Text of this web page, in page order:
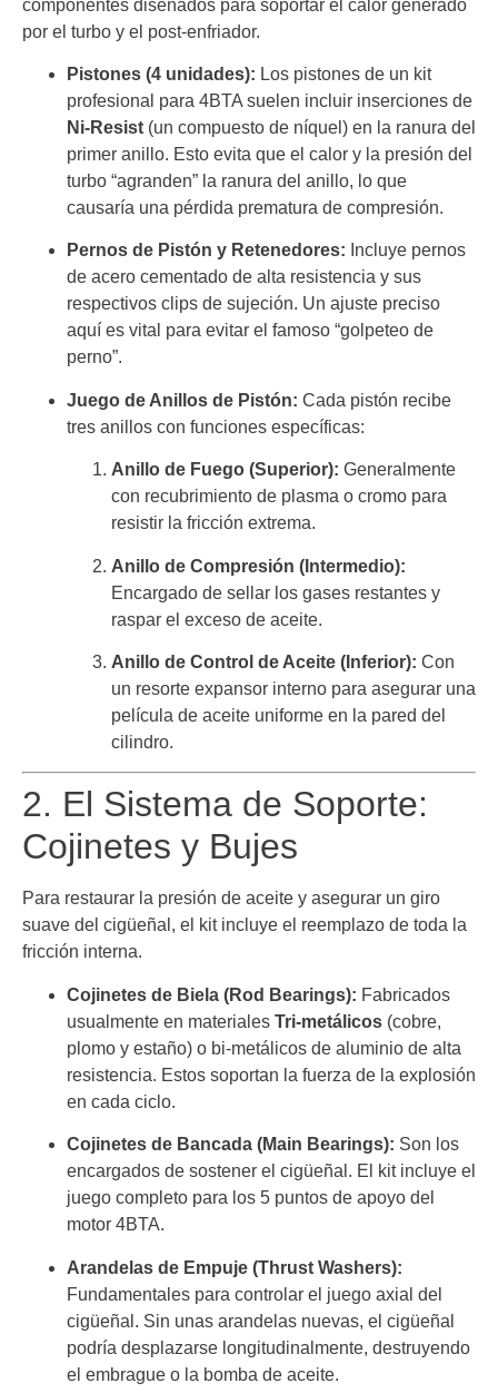
componentes diseñados para soportar el calor generado
por el turbo y el post-enfriador.
Pistones (4 unidades): Los pistones de un kit
profesional para 4BTA suelen incluir inserciones de
Ni-Resist (un compuesto de níquel) en la ranura del
primer anillo. Esto evita que el calor y la presión del
turbo “agranden” la ranura del anillo, lo que
causaría una pérdida prematura de compresión.
Pernos de Pistón y Retenedores: Incluye pernos
de acero cementado de alta resistencia y sus
respectivos clips de sujeción. Un ajuste preciso
aquí es vital para evitar el famoso “golpeteo de
perno”.
Juego de Anillos de Pistón: Cada pistón recibe
tres anillos con funciones específicas:
Anillo de Fuego (Superior): Generalmente
con recubrimiento de plasma o cromo para
resistir la fricción extrema.
Anillo de Compresión (Intermedio):
Encargado de sellar los gases restantes y
raspar el exceso de aceite.
Anillo de Control de Aceite (Inferior): Con
un resorte expansor interno para asegurar una
película de aceite uniforme en la pared del
cilindro.
2. El Sistema de Soporte:
Cojinetes y Bujes
Para restaurar la presión de aceite y asegurar un giro
suave del cigüeñal, el kit incluye el reemplazo de toda la
fricción interna.
Cojinetes de Biela (Rod Bearings): Fabricados
usualmente en materiales Tri-metálicos (cobre,
plomo y estaño) o bi-metálicos de aluminio de alta
resistencia. Estos soportan la fuerza de la explosión
en cada ciclo.
Cojinetes de Bancada (Main Bearings): Son los
encargados de sostener el cigüeñal. El kit incluye el
juego completo para los 5 puntos de apoyo del
motor 4BTA.
Arandelas de Empuje (Thrust Washers):
Fundamentales para controlar el juego axial del
cigüeñal. Sin unas arandelas nuevas, el cigüeñal
podría desplazarse longitudinalmente, destruyendo
el embrague o la bomba de aceite.